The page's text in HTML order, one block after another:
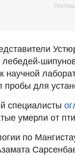
лебедей-
научной
пробы для
специалисты
умерли от
по